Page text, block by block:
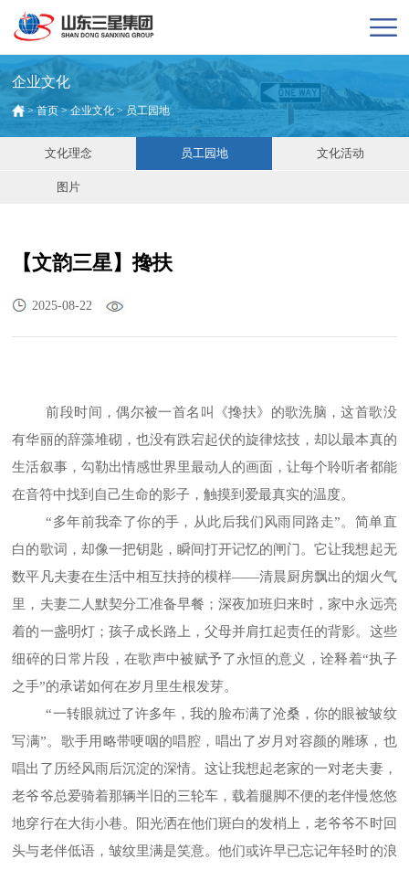
企业文化
>首页>企业文化> 员工园地
文化理念 员工园地 文化活动
图片
【文韵三星】搀扶
2025-08-22
前段时间，偶尔被一首名叫《搀扶》的歌洗脑，这首歌没
有华丽的辞藻堆砌，也没有跌宕起伏的旋律炫技，却以最本真的
生活叙事，勾勒出情感世界里最动人的画面，让每个聆听者都能
在音符中找到自己生命的影子，触摸到爱最真实的温度。
“多年前我牵了你的手，从此后我们风雨同路走”。简单直
白的歌词，却像一把钥匙，瞬间打开记忆的闸门。它让我想起无
数平凡夫妻在生活中相互扶持的模样——清晨厨房飘出的烟火气
里，夫妻二人默契分工准备早餐；深夜加班归来时，家中永远亮
着的一盏明灯；孩子成长路上，父母并肩扛起责任的背影。这些
细碎的日常片段，在歌声中被赋予了永恒的意义，诠释着“执子
之手”的承诺如何在岁月里生根发芽。
“一转眼就过了许多年，我的脸布满了沧桑，你的眼被皱纹
写满”。歌手用略带哽咽的唱腔，唱出了岁月对容颜的雕琢，也
唱出了历经风雨后沉淀的深情。这让我想起老家的一对老夫妻，
老爷爷总爱骑着那辆半旧的三轮车，载着腿脚不便的老伴慢悠悠
地穿行在大街小巷。阳光洒在他们斑白的发梢上，老爷爷不时回
头与老伴低语，皱纹里满是笑意。他们或许早已忘记年轻时的浪